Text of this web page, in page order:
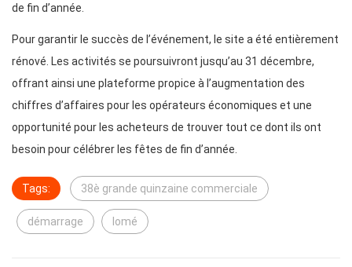
de fin d’année.
Pour garantir le succès de l’événement, le site a été entièrement
rénové. Les activités se poursuivront jusqu’au 31 décembre,
offrant ainsi une plateforme propice à l’augmentation des
chiffres d’affaires pour les opérateurs économiques et une
opportunité pour les acheteurs de trouver tout ce dont ils ont
besoin pour célébrer les fêtes de fin d’année.
Tags: 38è grande quinzaine commerciale
démarrage lomé